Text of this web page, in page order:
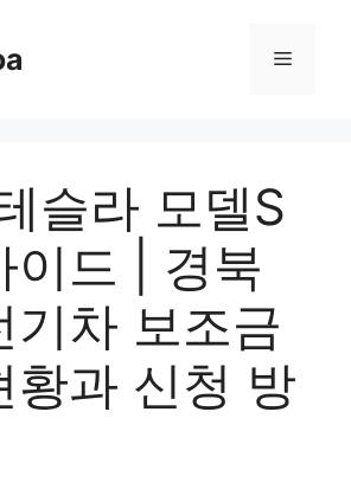
Menu
슬라 모델S
이드 | 경북
기차 보조금
황과 신청 방